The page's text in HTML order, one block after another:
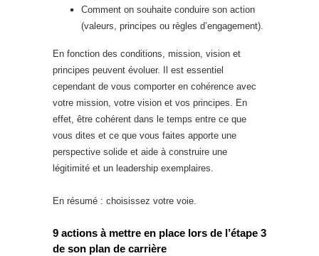
Comment on souhaite conduire son action
(valeurs, principes ou règles d’engagement).
En fonction des conditions, mission, vision et
principes peuvent évoluer. Il est essentiel
cependant de vous comporter en cohérence avec
votre mission, votre vision et vos principes. En
effet, être cohérent dans le temps entre ce que
vous dites et ce que vous faites apporte une
perspective solide et aide à construire une
légitimité et un leadership exemplaires.
En résumé : choisissez votre voie.
9 actions à mettre en place lors de l’étape 3
de son plan de carrière